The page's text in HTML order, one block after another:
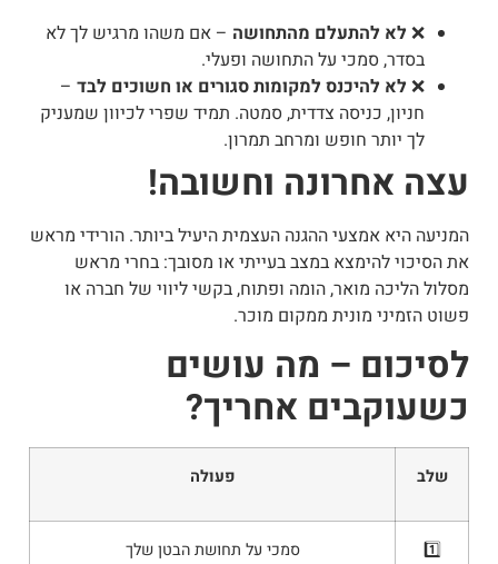
❌ לא להתעלם מהתחושה – אם משהו מרגיש לך לא
בסדר, סמכי על התחושה ופעלי.
❌ לא להיכנס למקומות סגורים או חשוכים לבד –
חניון, כניסה צדדית, סמטה. תמיד שפרי לכיוון שמעניק
לך יותר חופש ומרחב תמרון.
עצה אחרונה וחשובה!
המניעה היא אמצעי ההגנה העצמית היעיל ביותר. הורידי מראש
את הסיכוי להימצא במצב בעייתי או מסובך: בחרי מראש
מסלול הליכה מואר, הומה ופתוח, בקשי ליווי של חברה או
פשוט הזמיני מונית ממקום מוכר.
לסיכום – מה עושים
כשעוקבים אחריך?
שלב פעולה
1️⃣ סמכי על תחושת הבטן שלך